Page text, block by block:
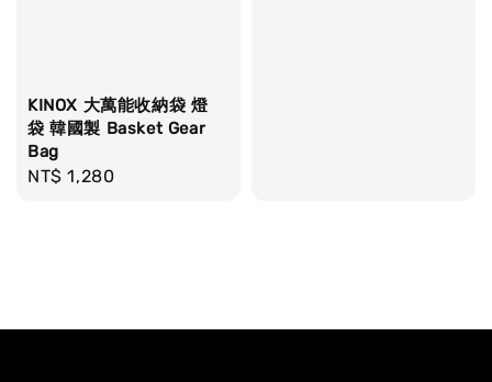
KINOX 大萬能收納袋 燈
袋 韓國製 Basket Gear
Bag
Regular
NT$ 1,280